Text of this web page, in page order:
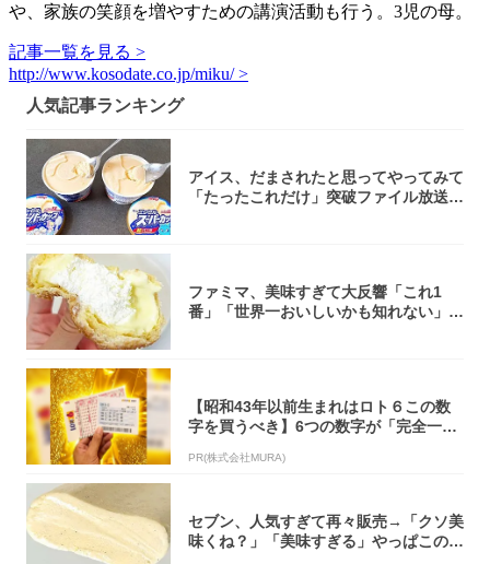
や、家族の笑顔を増やすための講演活動も行う。3児の母。
記事一覧を見る >
http://www.kosodate.co.jp/miku/ >
人気記事ランキング
アイス、だまされたと思ってやってみて
「たったこれだけ」突破ファイル放送で
ファミマ、美味すぎて大反響「これ1
番」「世界一おいしいかも知れない」
【昭和43年以前生まれはロト６この数
字を買うべき】6つの数字が「完全一
PR(株式会社MURA)
セブン、人気すぎて再々販売→「クソ美
味くね？」「美味すぎる」やっぱこのク